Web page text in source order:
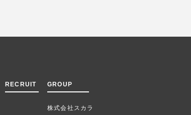
RECRUIT GROUP
株式会社スカラ